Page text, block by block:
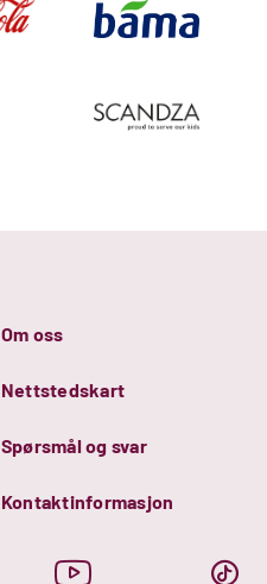
Om oss
Nettstedskart
Spørsmål og svar
Kontaktinformasjon